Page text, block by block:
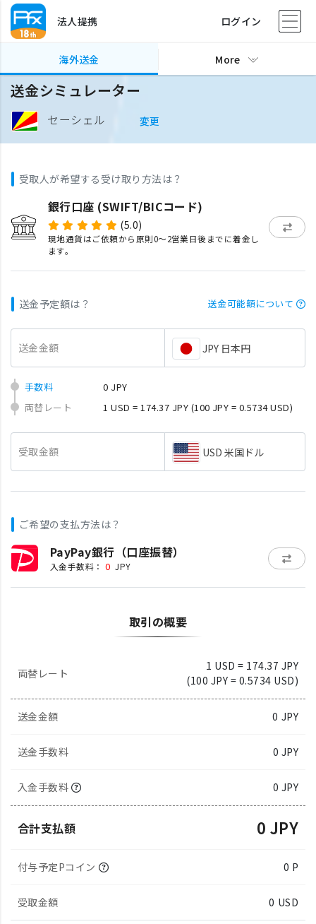
法人提携 ログイン
海外送金 More
送金シミュレーター
セーシェル 変更
受取人が希望する受け取り方法は？
銀行口座 (SWIFT/BICコード)
(5.0)
現地通貨はご依頼から原則0〜2営業日後までに着金し
ます。
送金予定額は？ 送金可能額について
送金金額 JPY 日本円
手数料
0 JPY
両替レート
1 USD = 174.37 JPY (100 JPY = 0.5734 USD)
受取金額 USD 米国ドル
ご希望の支払方法は？
PayPay銀行（口座振替）
入金手数料： 0 JPY
取引の概要
両替レート
1 USD = 174.37 JPY
(100 JPY = 0.5734 USD)
送金金額 0 JPY
送金手数料 0 JPY
入金手数料 0 JPY
合計支払額 0 JPY
付与予定Pコイン 0 P
受取金額 0 USD